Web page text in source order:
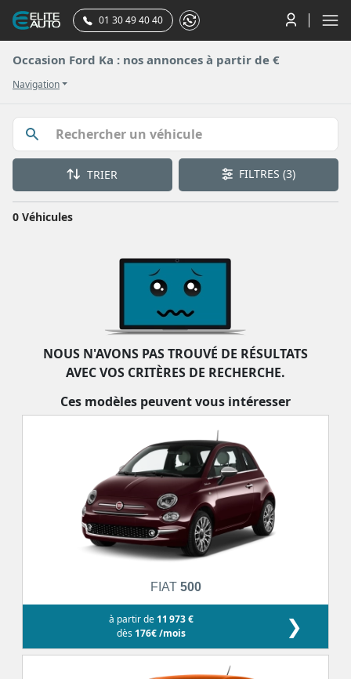
01 30 49 40 40
Occasion Ford Ka : nos annonces à partir de €
Navigation
TRIER FILTRES(3)
0 Véhicules
NOUS N'AVONS PAS TROUVÉ DE RÉSULTATS
AVEC VOS CRITÈRES DE RECHERCHE.
Ces modèles peuvent vous intéresser
FIAT 500
à partir de 11 973 €
dès 176€ /mois ❯